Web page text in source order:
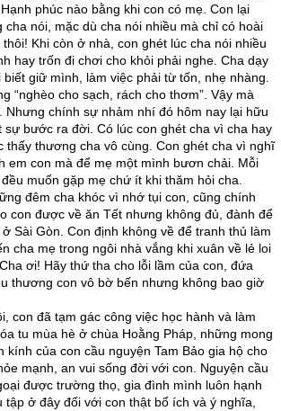
phúc nào bằng khi con có mẹ. Con lại
cha nói, mặc dù cha nói nhiều mà chỉ có hoài
Khi còn ở nhà, con ghét lúc cha nói nhiều
hay trốn đi chơi cho khỏi phải nghe. Cha dạy
giữ mình, làm việc phải từ tốn, nhẹ nhàng.
“nghèo cho sạch, rách cho thơm”. Vậy mà
Nhưng chính sự nhảm nhí đó hôm nay lại hữu
sự bước ra đời. Có lúc con ghét cha vì cha hay
thấy thương cha vô cùng. Con ghét cha vì nghĩ
em con mà để mẹ một mình bươn chải. Mỗi
muốn gặp mẹ chứ ít khi thăm hỏi cha.
đêm cha khóc vì nhớ tụi con, cũng chính
con được về ăn Tết nhưng không đủ, đành để
Sài Gòn. Con định không về để tranh thủ làm
cha mẹ trong ngôi nhà vắng khi xuân về lẻ loi
ơi! Hãy thứ tha cho lỗi lầm của con, đứa
thương con vô bờ bến nhưng không bao giờ
con đã tạm gác công việc học hành và làm
tu mùa hè ở chùa Hoằng Pháp, những mong
kính của con cầu nguyện Tam Bảo gia hộ cho
mạnh, an vui sống đời với con. Nguyện cầu
được trường thọ, gia đình mình luôn hạnh
tập ở đây đối với con thật bổ ích và ý nghĩa,